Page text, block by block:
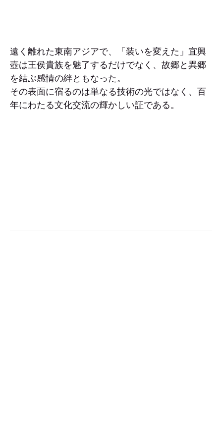
遠く離れた東南アジアで、「装いを変えた」宜興
壺は王侯貴族を魅了するだけでなく、故郷と異郷
を結ぶ感情の絆ともなった。
その表面に宿るのは単なる技術の光ではなく、百
年にわたる文化交流の輝かしい証である。